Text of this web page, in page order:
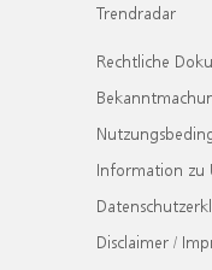
Trendradar
Rechtliche
Information zu
Disclaimer /